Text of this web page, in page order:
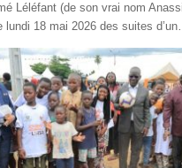
Léléfant (de son vrai nom
lundi 18 mai 2026 des suites